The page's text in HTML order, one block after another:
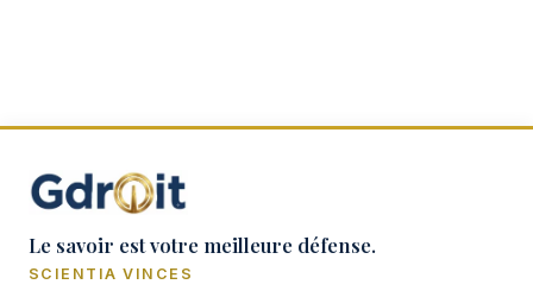
Le savoir est votre meilleure défense.
SCIENTIA VINCES